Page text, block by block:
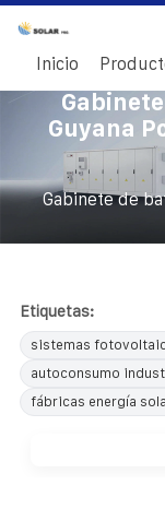
Inicio
Guyana
Gabinete de
Etiquetas:
sistemas
autoconsumo
fábricas energía